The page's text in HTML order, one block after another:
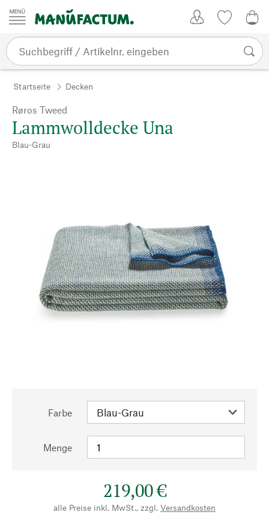
Zum Inhalt springen
Startseite Decken
Røros Tweed
Lammwolldecke Una
Blau-Grau
Farbe
Menge
219,00 €
alle Preise inkl. MwSt., zzgl. Versandkosten